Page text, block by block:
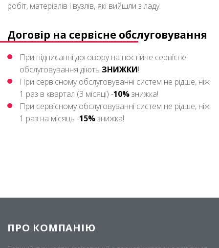
робіт, матеріалів і вузлів, які вийшли з ладу.
Договір на сервісне обслуговування
При підписанні договору на постійне сервісне
обслуговування діють ЗНИЖКИ!
При сервісному обслуговуванні систем не рідше, ніж
1 раз в квартал (3 місяці) -10%знижка!
При сервісному обслуговуванні систем не рідше, ніж
1 раз на місяць -15%знижка!
ПРО КОМПАНІЮ